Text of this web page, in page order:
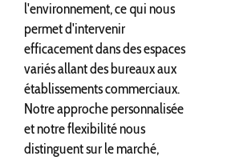
l'environnement, ce qui nous
permet d'intervenir
efficacement dans des espaces
variés allant des bureaux aux
établissements commerciaux.
Notre approche personnalisée
et notre flexibilité nous
distinguent sur le marché,